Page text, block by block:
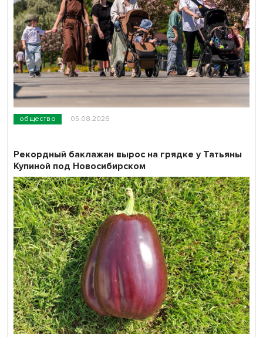
общество 05.08.2026
Рекордный баклажан вырос на грядке у Татьяны
Купиной под Новосибирском